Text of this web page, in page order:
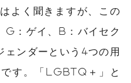
よく聞きますが、この
G：ゲイ、B：バイセク
ェンダーという4つの用
す。「LGBTQ＋」と